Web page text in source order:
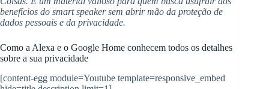
benefícios do smart speaker sem abrir mão da proteção de
dados pessoais e da privacidade.
Como a Alexa e o Google Home conhecem todos os detalhes
sobre a sua privacidade
[content-egg module=Youtube template=responsive_embed